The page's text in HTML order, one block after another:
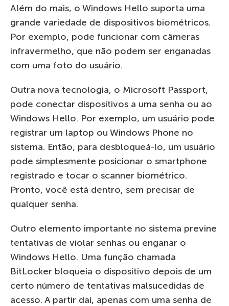
Além do mais, o Windows Hello suporta uma
grande variedade de dispositivos biométricos.
Por exemplo, pode funcionar com câmeras
infravermelho, que não podem ser enganadas
com uma foto do usuário.
Outra nova tecnologia, o Microsoft Passport,
pode conectar dispositivos a uma senha ou ao
Windows Hello. Por exemplo, um usuário pode
registrar um laptop ou Windows Phone no
sistema. Então, para desbloqueá-lo, um usuário
pode simplesmente posicionar o smartphone
registrado e tocar o scanner biométrico.
Pronto, você está dentro, sem precisar de
qualquer senha.
Outro elemento importante no sistema previne
tentativas de violar senhas ou enganar o
Windows Hello. Uma função chamada
BitLocker bloqueia o dispositivo depois de um
certo número de tentativas malsucedidas de
acesso. A partir daí, apenas com uma senha de